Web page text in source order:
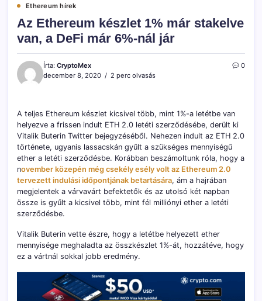
Ethereum hírek
Az Ethereum készlet 1% már stakelve
van, a DeFi már 6%-nál jár
Írta: CryptoMex
december 8, 2020
2 perc olvasás
0
A teljes Ethereum készlet kicsivel több, mint 1%-a letétbe van
helyezve a frissen indult ETH 2.0 letéti szerződésébe, derült ki
Vitalik Buterin Twitter bejegyzéséből. Nehezen indult az ETH 2.0
története, ugyanis lassacskán gyűlt a szükséges mennyiségű
ether a letéti szerződésbe. Korábban beszámoltunk róla, hogy a
november közepén még csekély esély volt az Ethereum 2.0
tervezett indulási időpontjának betartására, ám a hajrában
megjelentek a várvavárt befektetők és az utolsó két napban
össze is gyűlt a kicsivel több, mint fél milliónyi ether a letéti
szerződésbe.
Vitalik Buterin vette észre, hogy a letétbe helyezett ether
mennyisége meghaladta az összkészlet 1%-át, hozzátéve, hogy
ez a vártnál sokkal jobb eredmény.